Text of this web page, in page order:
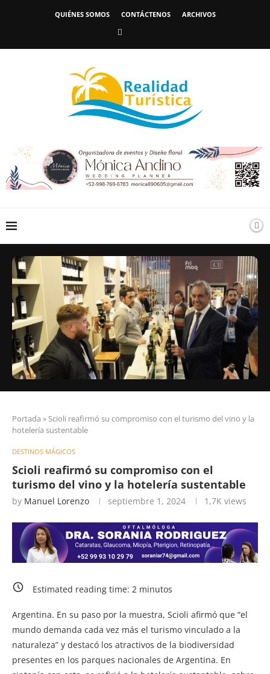
QUIÉNES SOMOS CONTÁCTENOS ARCHIVOS
Portada »Scioli reafirmó su compromiso con el turismo del vino y la
hotelería sustentable
DESTINOS MÁGICOS
Scioli reafirmó su compromiso con el
turismo del vino y la hotelería sustentable
by Manuel Lorenzo septiembre 1, 2024 1,7K views
Estimated reading time: 2 minutos
Argentina. En su paso por la muestra, Scioli afirmó que “el
mundo demanda cada vez más el turismo vinculado a la
naturaleza” y destacó los atractivos de la biodiversidad
presentes en los parques nacionales de Argentina. En